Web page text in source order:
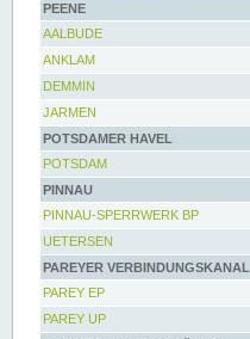
PEENE
AALBUDE
ANKLAM
DEMMIN
JARMEN
POTSDAMER HAVEL
POTSDAM
PINNAU
PINNAU-SPERRWERK BP
UETERSEN
PAREYER VERBINDUNGSKANAL
PAREY EP
PAREY UP